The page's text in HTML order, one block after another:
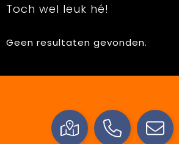
Toch wel leuk hé!
Geen resultaten gevonden.